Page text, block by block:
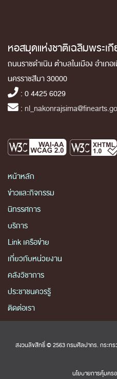
หอสมุดแห่งชาติเฉลิมพระเ
ถนนราชดำเนิน ตำบลในเมือง อำเภ
นครราชสีมา 30000
: 0 4425 6029
:
หน้าหลัก
ข่าวและกิจกรรม
นิทรรศการ
บริการ
Link เครือข่าย
เกี่ยวกับหน่วยงาน
คลังวิชาการ
ประชาชนควรรู้
ติดต่อเรา
สงวนลิขสิทธิ์ © 2563 กรมศิลปากร. กระท
นโยบายการคุ้มค